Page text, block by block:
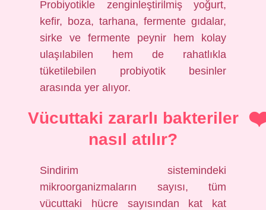
Probiyotikle zenginleştirilmiş yoğurt,
kefir, boza, tarhana, fermente gıdalar,
sirke ve fermente peynir hem kolay
ulaşılabilen hem de rahatlıkla
tüketilebilen probiyotik besinler
arasında yer alıyor.
Vücuttaki zararlı bakteriler
nasıl atılır?
Sindirim sistemindeki
mikroorganizmaların sayısı, tüm
vücuttaki hücre sayısından kat kat